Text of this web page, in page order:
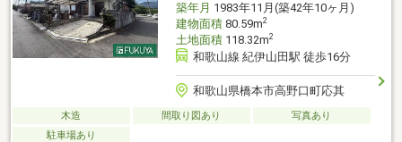
築年月 1983年11月(築42年10ヶ月)
建物面積80.59m2
土地面積118.32m2
和歌山線 紀伊山田駅 徒歩16分
和歌山県橋本市高野口町応其
木造 間取り図あり
写真あり
駐車場あり